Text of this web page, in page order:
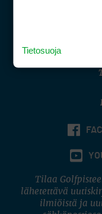
Tilaa
lähetettävä
ilmiöistä ja
Tietosuoja